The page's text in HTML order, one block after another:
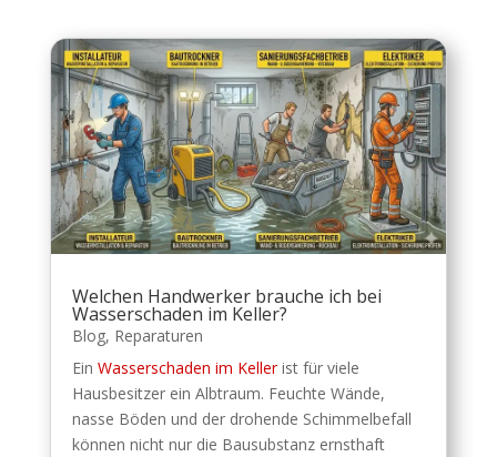
Welchen Handwerker brauche ich bei
Wasserschaden im Keller?
Blog, Reparaturen
Ein Wasserschaden im Kellerist für viele
Hausbesitzer ein Albtraum. Feuchte Wände,
nasse Böden und der drohende Schimmelbefall
können nicht nur die Bausubstanz ernsthaft